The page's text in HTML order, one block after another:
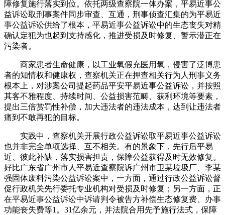
障修复施行落实到位。依托两级查察院一体办案，平易近事公
益诉讼取刑事案件同步审查、互通，刑事侦查汇集的为平易近
事公益诉讼供给了根本，平易近事公益诉讼中的生态丧失对精
确认定犯为也起到支持感化，推进受损及时修复、警示潜正在
污染者。
商家患者生命健康，以工业氧假充医用氧，侵害了泛博患
者的知情权和健康权，查察机关正在押查相关行为人刑事义务
根本上，对涉案公司提起药品平安平易近事公益诉讼，并按照
其客不雅程度、持续时间、公益损害范畴、获利环境等要素，
提出三倍赏罚性补偿，加大违法者的违法成本，达到让违法者
痛到不敢再犯的目标。
实践中，查察机关开展行政公益诉讼取平易近事公益诉讼
也并非完全单项选择、互不相关。有的景象下，先行后平易
近、彼此补缺，落实损害担责，保障公益获得及时无效修复。
好比广东省广州市人平易近查察院诉广州市卫某垃圾厂、李某
强固体废料污染公益诉讼案中，一方面，通过行政公益诉讼督
促行政机关先行委托专业机构对受损及时修复；另一方面，正
在平易近事公益诉讼中诉请判令被告方补偿生态修复费、办事
功能丧失费等1。31亿余元，并法院合用先予施行法式，保障